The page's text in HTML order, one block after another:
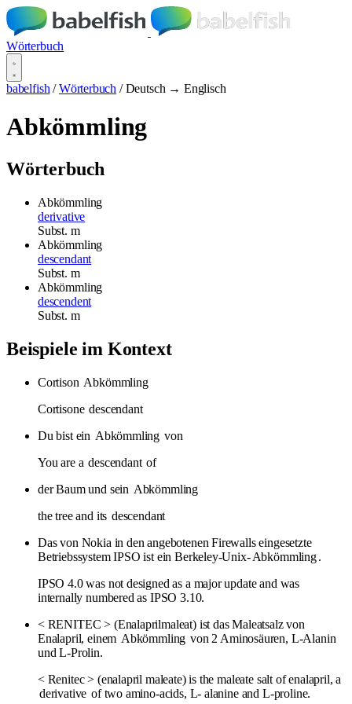
Wörterbuch
babelfish / Wörterbuch / Deutsch → Englisch
Abkömmling
Wörterbuch
Abkömmling
derivative
Subst. m
Abkömmling
descendant
Subst. m
Abkömmling
descendent
Subst. m
Beispiele im Kontext
Cortison Abkömmling
Cortisone descendant
Du bist ein Abkömmling von
You are a descendant of
der Baum und sein Abkömmling
the tree and its descendant
Das von Nokia in den angebotenen Firewalls eingesetzte
Betriebssystem IPSO ist ein Berkeley-Unix-Abkömmling.
IPSO 4.0 was not designed as a major update and was
internally numbered as IPSO 3.10.
< RENITEC > (Enalaprilmaleat) ist das Maleatsalz von
Enalapril, einem Abkömmling von 2 Aminosäuren, L-Alanin
und L-Prolin.
< Renitec > (enalapril maleate) is the maleate salt of enalapril, a
derivative of two amino-acids, L- alanine and L-proline.